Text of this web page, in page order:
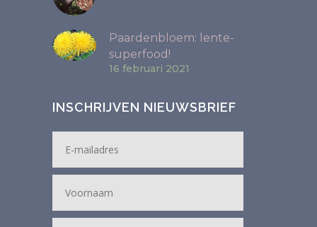
Paardenbloem: lente-
superfood!
16 februari 2021
INSCHRIJVEN NIEUWSBRIEF